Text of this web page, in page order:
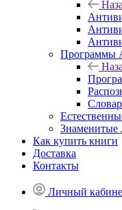
Программы
Знаменитые
Как купить книги
Доставка
Контакты
Личный